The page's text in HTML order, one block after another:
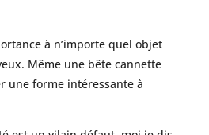
à n’importe quel objet
Même une bête cannette
une forme intéressante à